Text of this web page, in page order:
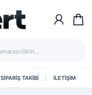
SİPARİŞ TAKİBİ İLETİŞİM